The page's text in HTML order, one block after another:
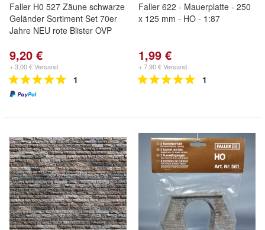
Faller H0 527 Zäune schwarze
Geländer Sortiment Set 70er
Jahre NEU rote Blister OVP
9,20 €
+ 3,00 € Versand
1
Faller 622 - Mauerplatte - 250
x 125 mm - HO - 1:87
1,99 €
+ 7,90 € Versand
1